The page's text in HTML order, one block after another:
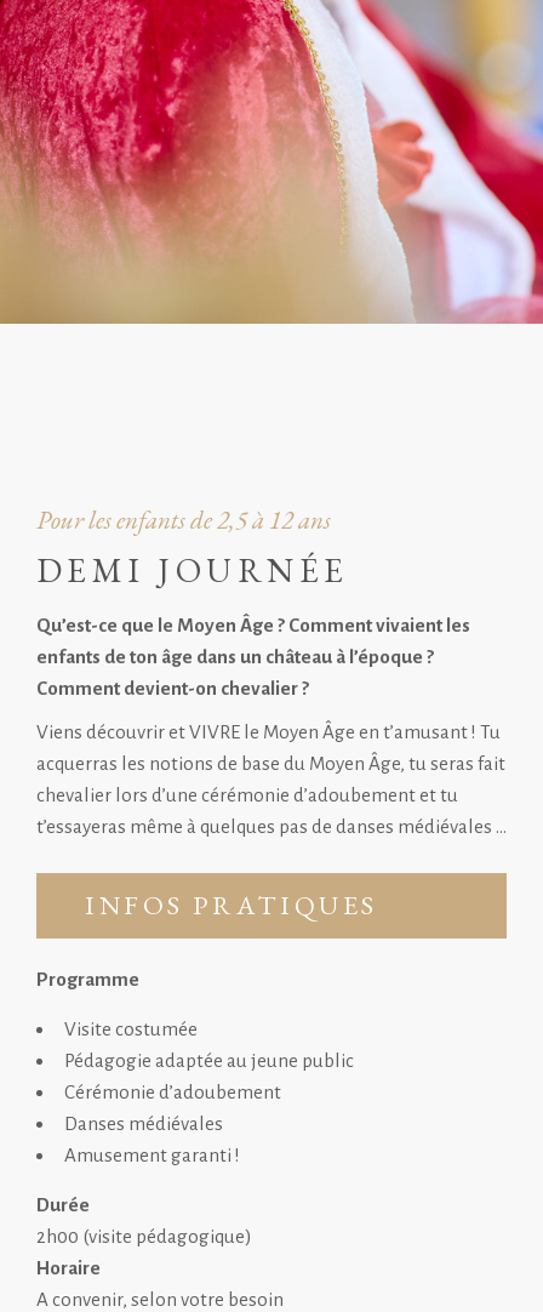
Pour les enfants de 2,5 à 12 ans
DEMI JOURNÉE
Qu’est-ce que le Moyen Âge ? Comment vivaient les
enfants de ton âge dans un château à l’époque ?
Comment devient-on chevalier ?
Viens découvrir et VIVRE le Moyen Âge en t’amusant ! Tu
acquerras les notions de base du Moyen Âge, tu seras fait
chevalier lors d’une cérémonie d’adoubement et tu
t’essayeras même à quelques pas de danses médiévales …
INFOS PRATIQUES
Programme
Visite costumée
Pédagogie adaptée au jeune public
Cérémonie d’adoubement
Danses médiévales
Amusement garanti !
Durée
2h00 (visite pédagogique)
Horaire
A convenir, selon votre besoin